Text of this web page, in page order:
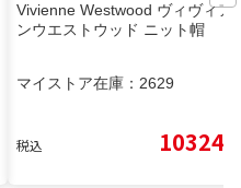
Vivienne Westwood ヴィヴィア
ンウエストウッド ニット帽
マイストア在庫： 2629
税込 10324